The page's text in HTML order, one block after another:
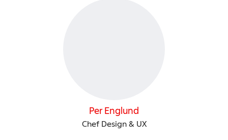
Per Englund
Chef Design & UX